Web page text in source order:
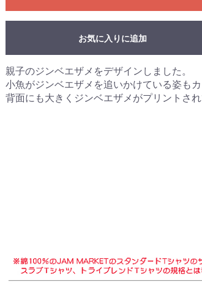
お気に入りに追加
親子のジンベエザメをデザインしました。
小魚がジンベエザメを追いかけている姿もカ
背面にも大きくジンベエザメがプリントされ